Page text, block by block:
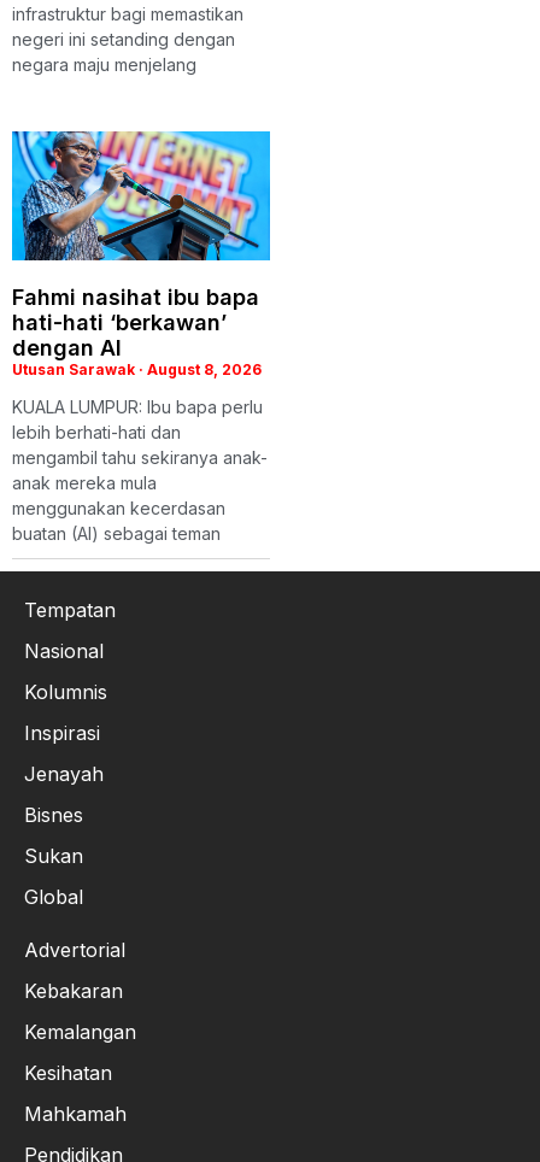
infrastruktur bagi memastikan
negeri ini setanding dengan
negara maju menjelang
Fahmi nasihat ibu bapa
hati-hati ‘berkawan’
dengan AI
Utusan Sarawak August 8, 2026
KUALA LUMPUR: Ibu bapa perlu
lebih berhati-hati dan
mengambil tahu sekiranya anak-
anak mereka mula
menggunakan kecerdasan
buatan (AI) sebagai teman
Tempatan
Nasional
Kolumnis
Inspirasi
Jenayah
Bisnes
Sukan
Global
Advertorial
Kebakaran
Kemalangan
Kesihatan
Mahkamah
Pendidikan